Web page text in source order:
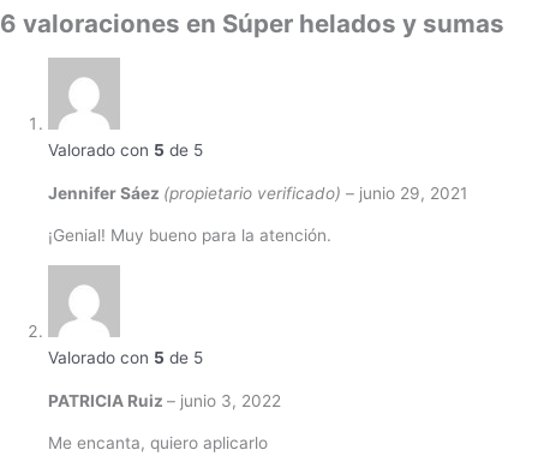
6 valoraciones en Súper helados y sumas
Valorado con 5 de 5
Jennifer Sáez (propietario verificado) – junio 29, 2021
¡Genial! Muy bueno para la atención.
Valorado con 5 de 5
PATRICIA Ruiz – junio 3, 2022
Me encanta, quiero aplicarlo